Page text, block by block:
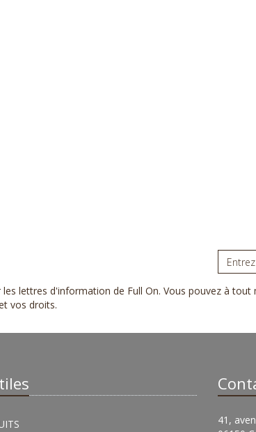
lettres d'information de Full On. Vous pouvez à
vos droits.
41,